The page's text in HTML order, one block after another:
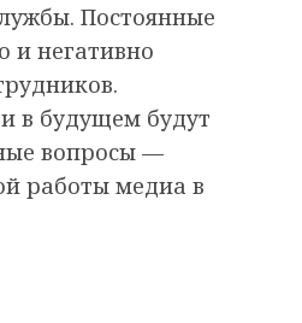
Постоянные
и негативно
в будущем будут
вопросы —
работы медиа в